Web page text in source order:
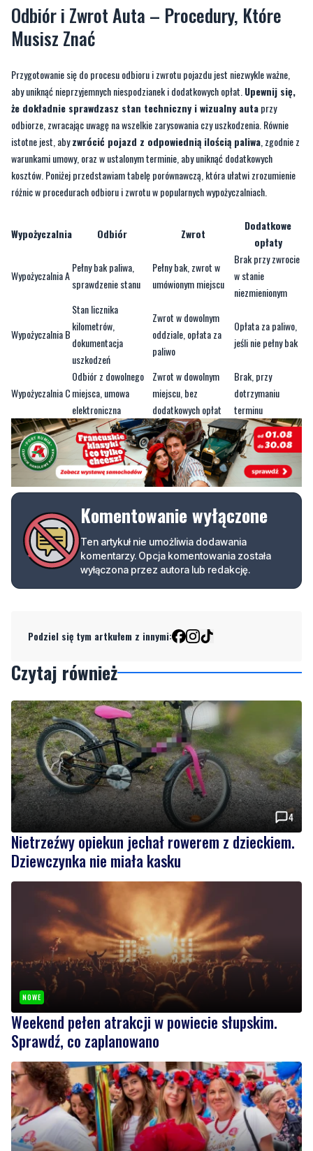
Odbiór i Zwrot Auta – Procedury, Które
Musisz Znać
Przygotowanie się do procesu odbioru i zwrotu pojazdu jest niezwykle ważne,
aby uniknąć nieprzyjemnych niespodzianek i dodatkowych opłat.Upewnij się,
że dokładnie sprawdzasz stan techniczny i wizualny autaprzy
odbiorze, zwracając uwagę na wszelkie zarysowania czy uszkodzenia. Równie
istotne jest, abyzwrócić pojazd z odpowiednią ilością paliwa, zgodnie z
warunkami umowy, oraz w ustalonym terminie, aby uniknąć dodatkowych
kosztów. Poniżej przedstawiam tabelę porównawczą, która ułatwi zrozumienie
różnic w procedurach odbioru i zwrotu w popularnych wypożyczalniach.
Wypożyczalnia Odbiór Zwrot
Dodatkowe
opłaty
Wypożyczalnia A
Pełny bak paliwa,
sprawdzenie stanu
Pełny bak, zwrot w
umówionym miejscu
Brak przy zwrocie
w stanie
niezmienionym
Wypożyczalnia B
Stan licznika
kilometrów,
dokumentacja
uszkodzeń
Zwrot w dowolnym
oddziale, opłata za
paliwo
Opłata za paliwo,
jeśli nie pełny bak
Wypożyczalnia C
Odbiór z dowolnego
miejsca, umowa
elektroniczna
Zwrot w dowolnym
miejscu, bez
dodatkowych opłat
Brak, przy
dotrzymaniu
terminu
Komentowanie wyłączone
Ten artykuł nie umożliwia dodawania
komentarzy. Opcja komentowania została
wyłączona przez autora lub redakcję.
Podziel się tym artkułem z innymi:
Czytaj również
4
Nietrzeźwy opiekun jechał rowerem z dzieckiem.
Dziewczynka nie miała kasku
NOWE
Weekend pełen atrakcji w powiecie słupskim.
Sprawdź, co zaplanowano